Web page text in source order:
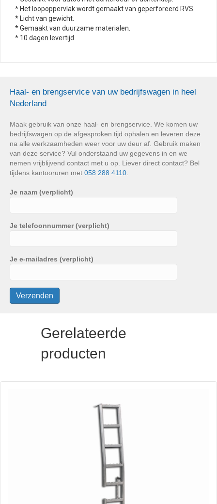
* Het loopoppervlak wordt gemaakt van geperforeerd RVS.
* Licht van gewicht.
* Gemaakt van duurzame materialen.
* 10 dagen levertijd.
Haal- en brengservice van uw bedrijfswagen in heel
Nederland
Maak gebruik van onze haal- en brengservice. We komen uw
bedrijfswagen op de afgesproken tijd ophalen en leveren deze
na alle werkzaamheden weer voor uw deur af. Gebruik maken
van deze service? Vul onderstaand uw gegevens in en we
nemen vrijblijvend contact met u op. Liever direct contact? Bel
tijdens kantooruren met 058 288 4110
Je naam (verplicht)
Je telefoonnummer (verplicht)
Je e-mailadres (verplicht)
Gerelateerde
producten